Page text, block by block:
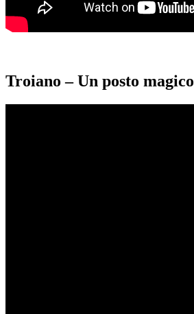
Troiano – Un posto magico